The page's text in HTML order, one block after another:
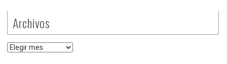
Archivos
Archivos